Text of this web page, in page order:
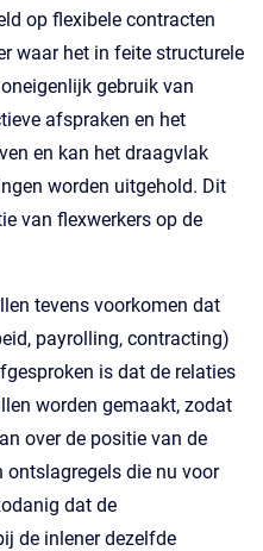
op flexibele contracten
waar het in feite structurele
gebruik van
afspraken en het
en kan het draagvlak
worden uitgehold. Dit
van flexwerkers op de
tevens voorkomen dat
payrolling, contracting)
is dat de relaties
worden gemaakt, zodat
over de positie van de
ontslagregels die nu voor
dat de
de inlener dezelfde